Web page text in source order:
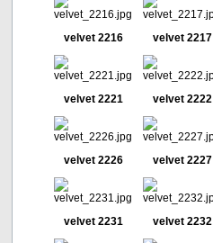
velvet 2216 velvet 2217
velvet 2221 velvet 2222
velvet 2226 velvet 2227
velvet 2231 velvet 2232